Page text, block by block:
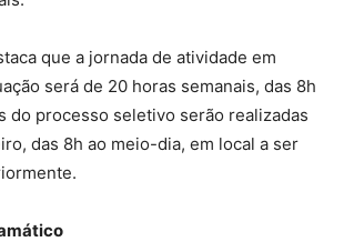
que a jornada de atividade em
será de 20 horas semanais, das 8h
do processo seletivo serão realizadas
das 8h ao meio-dia, em local a ser